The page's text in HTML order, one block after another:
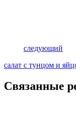
следующий
салат с тунцом и
Связанные